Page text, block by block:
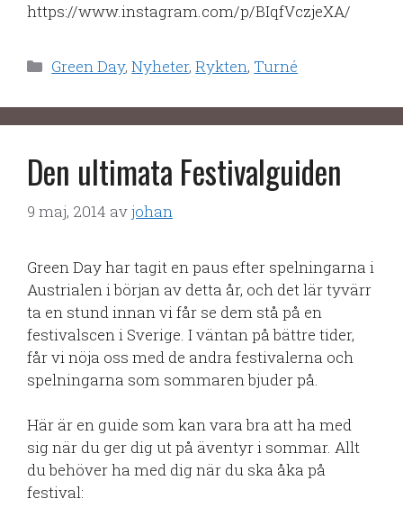
https://www.instagram.com/p/BIqfVczjeXA/
Kategorier
Green Day,Nyheter,Rykten, Turné
Den ultimata Festivalguiden
9 maj, 2014 avjohan
Green Day har tagit en paus efter spelningarna i
Austrialen i början av detta år, och det lär tyvärr
ta en stund innan vi får se dem stå på en
festivalscen i Sverige. I väntan på bättre tider,
får vi nöja oss med de andra festivalerna och
spelningarna som sommaren bjuder på.
Här är en guide som kan vara bra att ha med
sig när du ger dig ut på äventyr i sommar. Allt
du behöver ha med dig när du ska åka på
festival: